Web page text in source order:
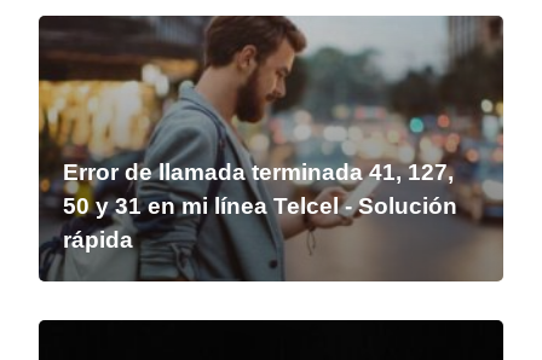
Error de llamada terminada 41, 127,
50 y 31 en mi línea Telcel - Solución
rápida